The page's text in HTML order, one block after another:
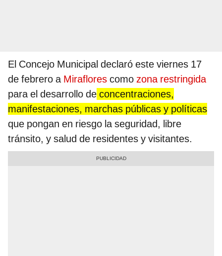
El Concejo Municipal declaró este viernes 17
de febrero a Miraflores como zona restringida
para el desarrollo de concentraciones,
manifestaciones, marchas públicas y políticas
que pongan en riesgo la seguridad, libre
tránsito, y salud de residentes y visitantes.